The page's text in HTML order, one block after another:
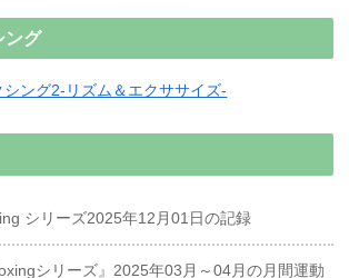
ング
シング2-リズム＆エクササイズ-
シリーズ2025年12月01日の記録
シリーズ』2025年03月～04月の月間運動